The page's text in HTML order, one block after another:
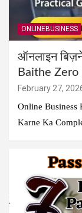
ONLINEBUSINESS
ऑनलाइन
Baithe
February 27,
Online Business
Karne Ka